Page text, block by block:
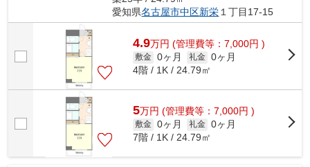
愛知県名古屋市中区新栄 １丁目17-15
4.9万円 (管理費等：7,000円 )
敷金 0ヶ月 礼金 0ヶ月
4階 / 1K / 24.79㎡
5万円 (管理費等：7,000円 )
敷金 0ヶ月 礼金 0ヶ月
7階 / 1K / 24.79㎡